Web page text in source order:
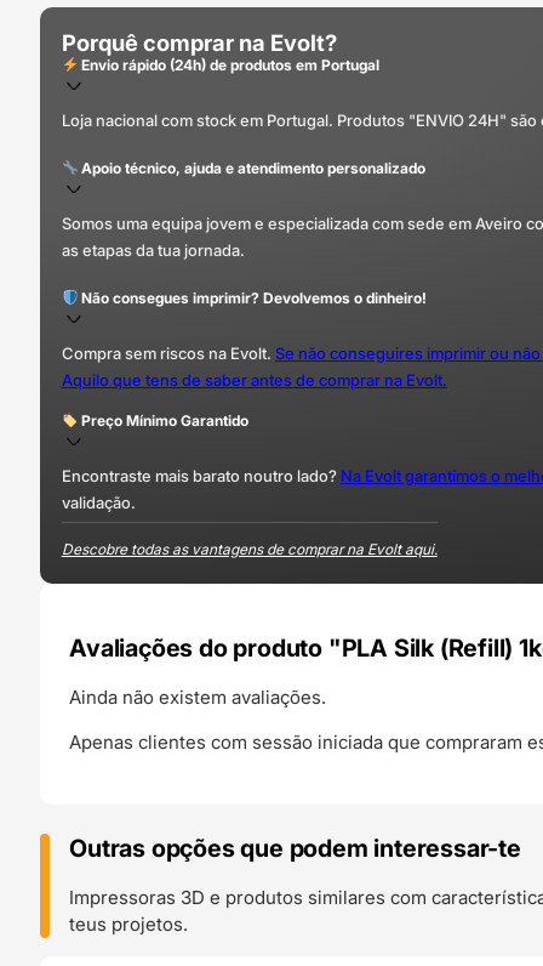
Porquê comprar na Evolt?
Envio rápido (24h) de produtos em Portugal
Loja nacional com stock em Portugal. Produtos "ENVIO 24H"
Apoio técnico, ajuda e atendimento personalizado
Somos uma equipa jovem e especializada com sede em Aveiro
as etapas da tua jornada.
Não consegues imprimir? Devolvemos o dinheiro!
Compra sem riscos na Evolt. Se não conseguires imprimir ou
Aquilo que tens de saber antes de comprar na Evolt.
Preço Mínimo Garantido
Encontraste mais barato noutro lado? Na Evolt garantimos o
validação.
Descobre todas as vantagens de comprar na Evolt aqui.
Avaliações do produto "PLA Silk (Refill)
Ainda não existem avaliações.
Apenas clientes com sessão iniciada que compraram
Outras opções que podem interessar-te
Impressoras 3D e produtos similares com
teus projetos.